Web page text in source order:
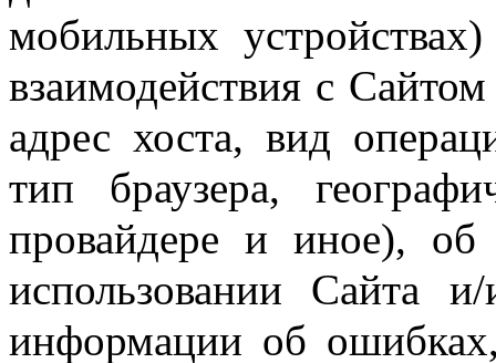
мобильных
взаимодействия с
адрес хоста, вид
тип браузера,
провайдере и иное), об
использовании Сайта
информации об